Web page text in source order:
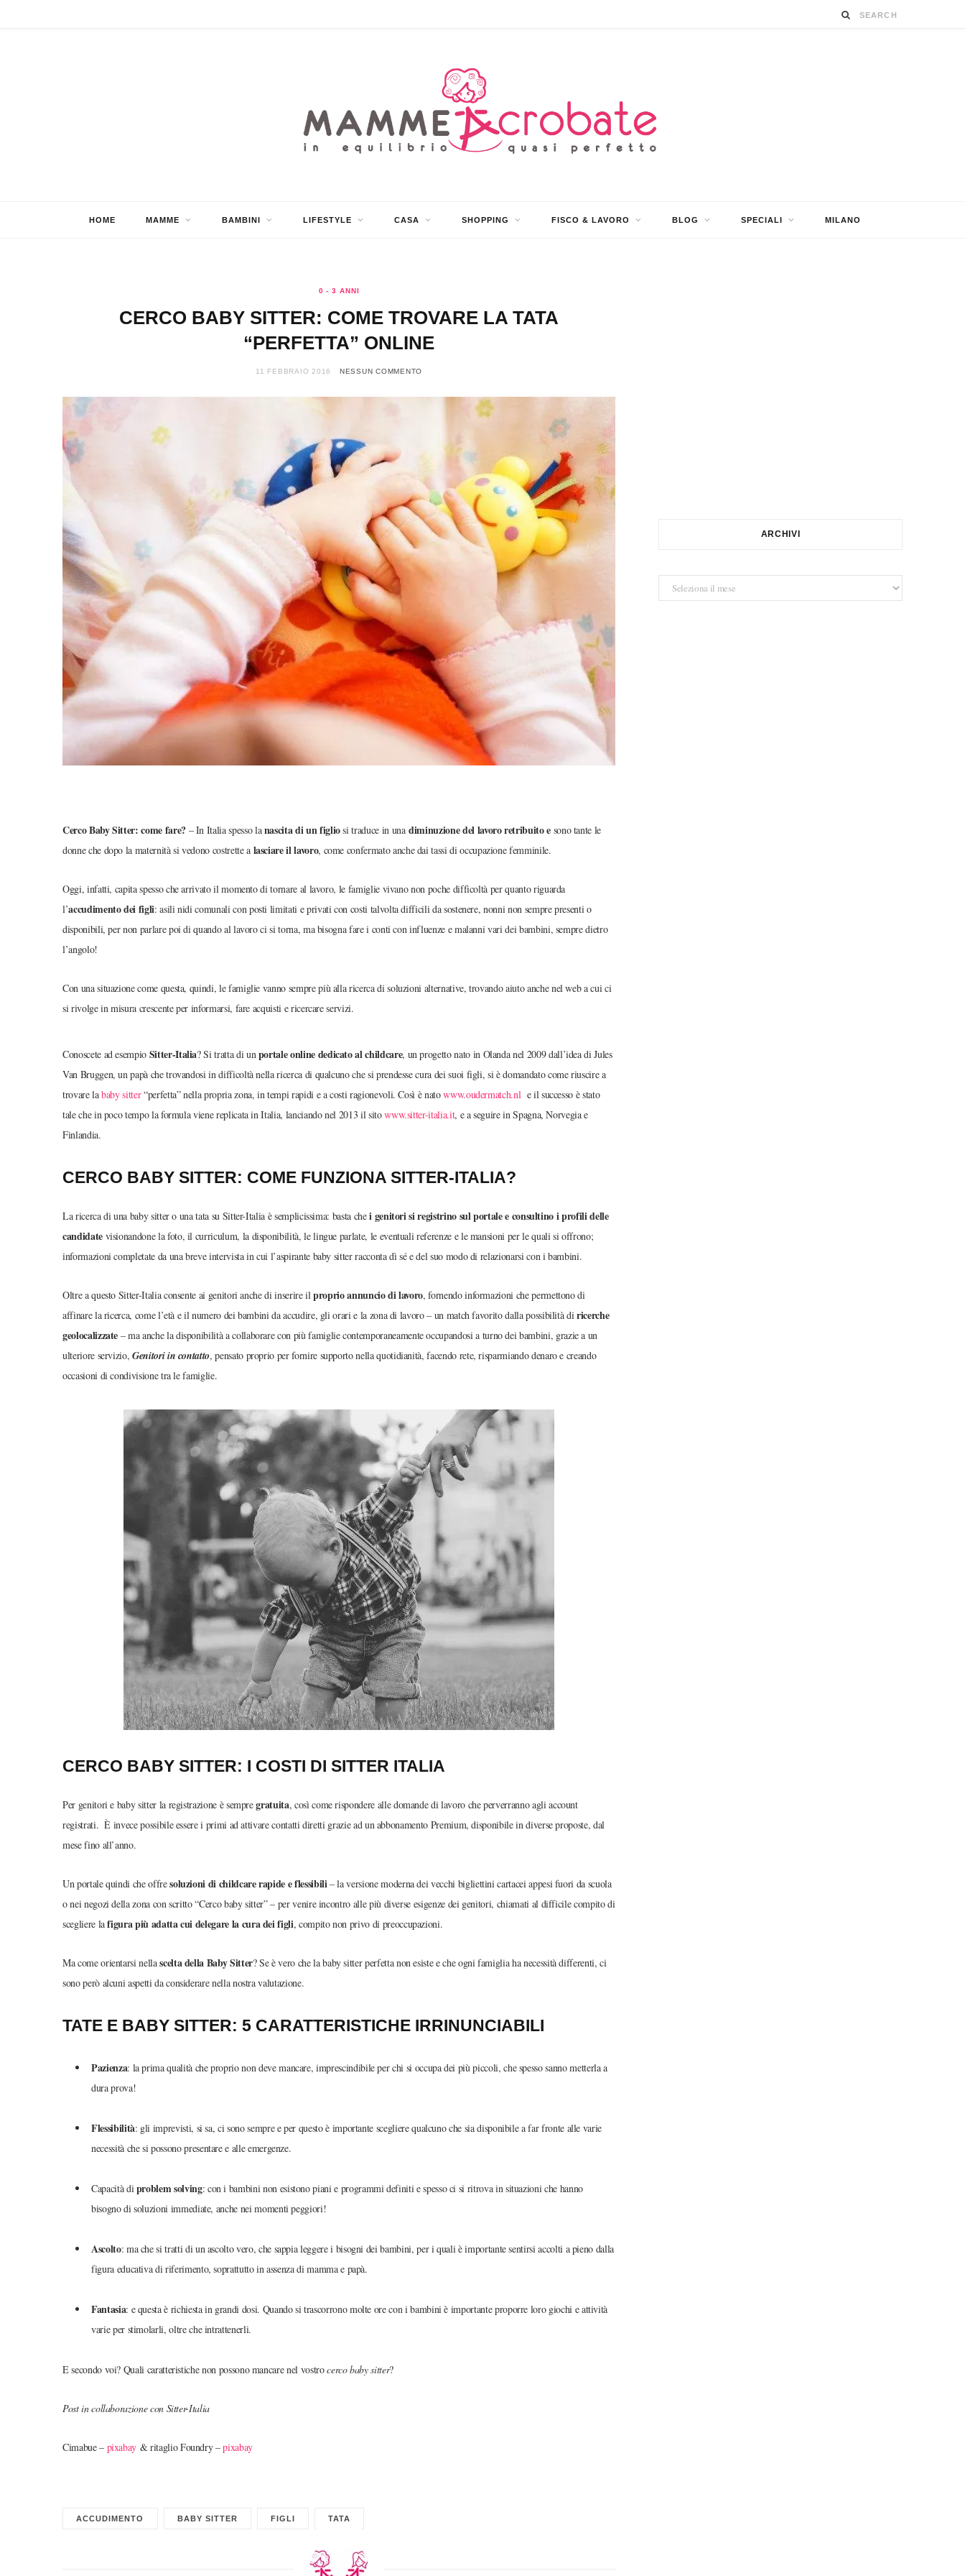
HOME MAMME BAMBINI LIFESTYLE CASA SHOPPING FISCO & LAVORO BLOG SPECIALI MILANO
0 - 3 ANNI
CERCO BABY SITTER: COME TROVARE LA TATA
“PERFETTA” ONLINE
11 FEBBRAIO 2016 NESSUN COMMENTO
Cerco Baby Sitter: come fare?– In Italia spesso lanascita di un figliosi traduce in unadiminuzione del lavoro retribuito e sono tante le
donne che dopo la maternità si vedono costrette a lasciare il lavoro, come confermato anche dai tassi di occupazione femminile.
Oggi, infatti, capita spesso che arrivato il momento di tornare al lavoro, le famiglie vivano non poche difficoltà per quanto riguarda
l’accudimento dei figli: asili nidi comunali con posti limitati e privati con costi talvolta difficili da sostenere, nonni non sempre presenti o
disponibili, per non parlare poi di quando al lavoro ci si torna, ma bisogna fare i conti con influenze e malanni vari dei bambini, sempre dietro
l’angolo!
Con una situazione come questa, quindi, le famiglie vanno sempre più alla ricerca di soluzioni alternative, trovando aiuto anche nel web a cui ci
si rivolge in misura crescente per informarsi, fare acquisti e ricercare servizi.
Conoscete ad esempio Sitter-Italia? Si tratta di unportale online dedicato al childcare, un progetto nato in Olanda nel 2009 dall’idea di Jules
Van Bruggen, un papà che trovandosi in difficoltà nella ricerca di qualcuno che si prendesse cura dei suoi figli, si è domandato come riuscire a
trovare lababy sitter“perfetta” nella propria zona, in tempi rapidi e a costi ragionevoli. Così è natowww.oudermatch.nle il successo è stato
tale che in poco tempo la formula viene replicata in Italia, lanciando nel 2013 il sitowww.sitter-italia.it, e a seguire in Spagna, Norvegia e
Finlandia.
CERCO BABY SITTER: COME FUNZIONA SITTER-ITALIA?
La ricerca di una baby sitter o una tata su Sitter-Italia è semplicissima: basta chei genitori si registrino sul portale e consultino i profili delle
candidatevisionandone la foto, il curriculum, la disponibilità, le lingue parlate, le eventuali referenze e le mansioni per le quali si offrono;
informazioni completate da una breve intervista in cui l’aspirante baby sitter racconta dì sé e del suo modo di relazionarsi con i bambini.
Oltre a questo Sitter-Italia consente ai genitori anche di inserire ilproprio annuncio di lavoro, fornendo informazioni che permettono di
affinare la ricerca, come l’età e il numero dei bambini da accudire, gli orari e la zona di lavoro – un match favorito dalla possibilità diricerche
geolocalizzate – ma anche la disponibilità a collaborare con più famiglie contemporaneamente occupandosi a turno dei bambini, grazie a un
ulteriore servizio,Genitori in contatto, pensato proprio per fornire supporto nella quotidianità, facendo rete, risparmiando denaro e creando
occasioni di condivisione tra le famiglie.
CERCO BABY SITTER: I COSTI DI SITTER ITALIA
Per genitori e baby sitter la registrazione è sempregratuita, così come rispondere alle domande di lavoro che perverranno agli account
registrati. È invece possibile essere i primi ad attivare contatti diretti grazie ad un abbonamento Premium, disponibile in diverse proposte, dal
mese fino all’anno.
Un portale quindi che offresoluzioni di childcare rapide eflessibili– la versione moderna dei vecchi bigliettini cartacei appesi fuori da scuola
o nei negozi della zona con scritto “Cerco baby sitter” – per venire incontro alle più diverse esigenze dei genitori, chiamati al difficile compito di
scegliere lafigura più adatta cui delegare la cura dei figli, compito non privo di preoccupazioni.
Ma come orientarsi nellascelta della Baby Sitter? Se è vero che la baby sitter perfetta non esiste e che ogni famiglia ha necessità differenti, ci
sono però alcuni aspetti da considerare nella nostra valutazione.
TATE E BABY SITTER: 5 CARATTERISTICHE IRRINUNCIABILI
Pazienza: la prima qualità che proprio non deve mancare, imprescindibile per chi si occupa dei più piccoli, che spesso sanno metterla a
dura prova!
Flessibilità: gli imprevisti, si sa, ci sono sempre e per questo è importante scegliere qualcuno che sia disponibile a far fronte alle varie
necessità che si possono presentare e alle emergenze.
Capacità di problem solving: con i bambini non esistono piani e programmi definiti e spesso ci si ritrova in situazioni che hanno
bisogno di soluzioni immediate, anche nei momenti peggiori!
Ascolto: ma che si tratti di un ascolto vero, che sappia leggere i bisogni dei bambini, per i quali è importante sentirsi accolti a pieno dalla
figura educativa di riferimento, soprattutto in assenza di mamma e papà.
Fantasia: e questa è richiesta in grandi dosi. Quando si trascorrono molte ore con i bambini è importante proporre loro giochi e attività
varie per stimolarli, oltre che intrattenerli.
E secondo voi? Quali caratteristiche non possono mancare nel vostrocerco baby sitter?
Post in collaborazione con Sitter-Italia
Cimabue – pixabay & ritaglio Foundry –pixabay
ACCUDIMENTO BABY SITTER FIGLI TATA
ARCHIVI
Archivi